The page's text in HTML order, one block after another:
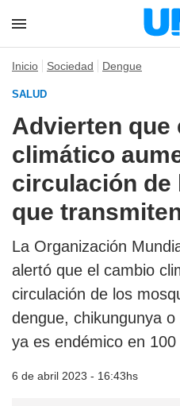
Inicio Sociedad Dengue
SALUD
Advierten que
climático
circulación de
que
La Organización
alertó que el cambio
circulación de los
dengue, chikungunya
ya es endémico en
6 de abril 2023 - 16:43hs